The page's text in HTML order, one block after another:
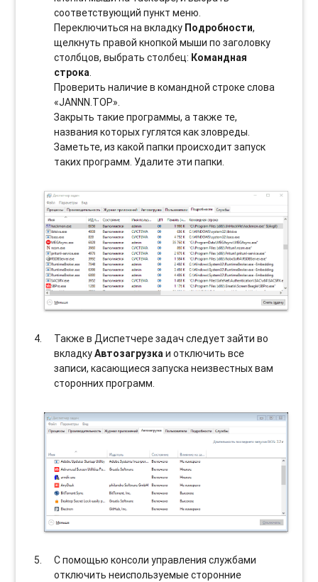
соотвeтствующий пункт меню.
Переключиться на вкладку Подробности,
щелкнуть правой кнопкой мыши по заголовку
столбцов, выбрать столбец: Командная
строка.
Проверить наличие в командной строке слова
«JANNN.TOP».
Закрыть такие программы, а также те,
названия которых гуглятся как зловреды.
Заметьте, из какой папки происходит запуск
таких программ. Удалите эти папки.
Также в Диспетчере задач следует зайти во
вкладкуАвтозагрузкаи отключить все
записи, касающиеся запуска неизвестных вам
сторонних программ.
С помощью консоли управления службами
отключить неиспользуемые сторонние